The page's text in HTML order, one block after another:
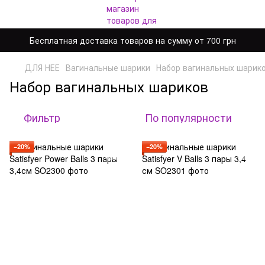
Бесплатная доставка товаров на сумму от 700 грн
ДЛЯ НЕЕ Вагинальные шарики Набор вагинальных
Набор вагинальных шариков
Фильтр По популярности
−20% −20%